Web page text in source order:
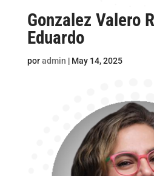
Gonzalez Valero
Eduardo
poradmin | May 14, 2025